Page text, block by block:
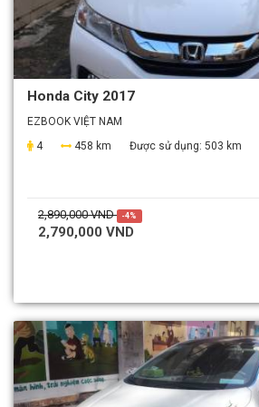
Honda City 2017
EZBOOK VIỆT NAM
4
458 km Được sử dụng: 503 km
2,890,000 VND -4%
2,790,000 VND